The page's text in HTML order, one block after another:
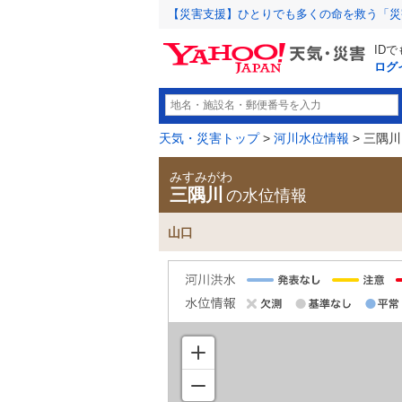
【災害支援】ひとりでも多くの命を救う「
ID
ログ
天気・災害トップ> 河川水位情報 > 三隅川
みすみがわ
三隅川 の水位情報
山口